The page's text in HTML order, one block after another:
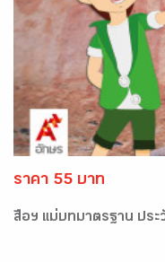
ราคา 55 บาท
สื่อฯ แม่บทมาตรฐาน ประ